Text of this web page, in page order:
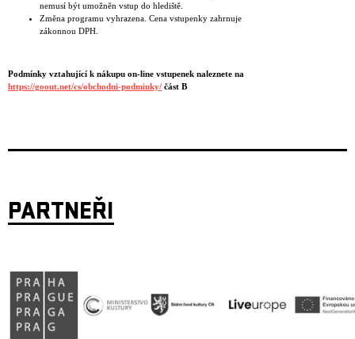
nemusí být umožněn vstup do hlediště.
Změna programu vyhrazena. Cena vstupenky zahrnuje
zákonnou DPH.
Podmínky vztahující k nákupu on-line vstupenek naleznete na
https://goout.net/cs/obchodni-podminky/ část B
PARTNEŘI